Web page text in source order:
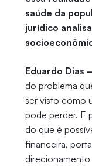
saúde da
jurídico
Eduardo Dias
do problema
ser visto como
pode perder. E
do que é
financeira,
direcionamento